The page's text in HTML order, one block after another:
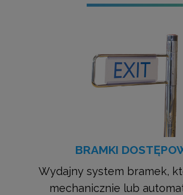
BRAMKI
Wydajny system bramek,
mechanicznie lub